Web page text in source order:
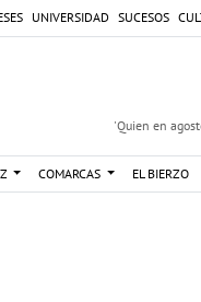
UNIVERSIDAD SUCESOS
'Quien en
COMARCAS EL BIERZO